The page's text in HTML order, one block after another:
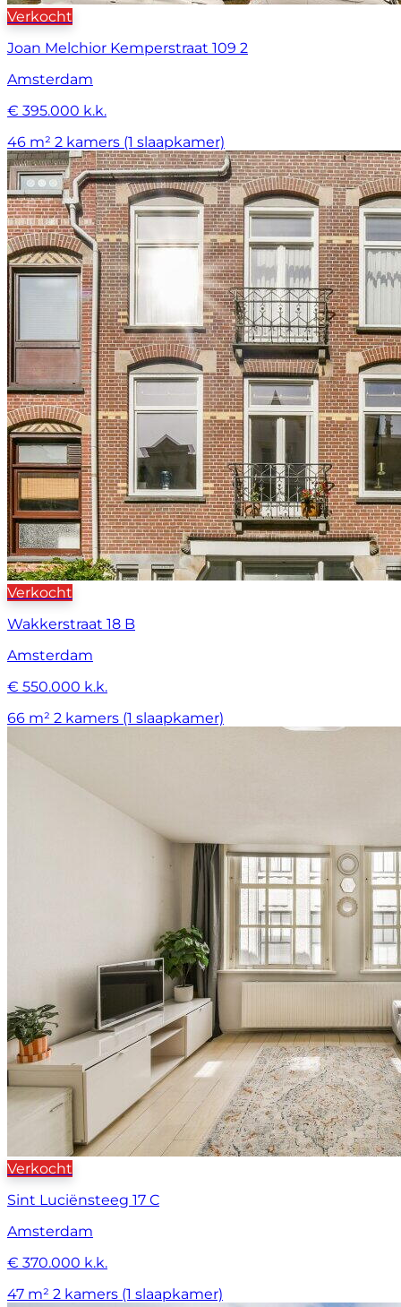
Verkocht
Joan Melchior Kemperstraat 109 2
Amsterdam
€ 395.000 k.k.
46 m² 2 kamers (1 slaapkamer)
Verkocht
Wakkerstraat 18 B
Amsterdam
€ 550.000 k.k.
66 m² 2 kamers (1 slaapkamer)
Verkocht
Sint Luciënsteeg 17 C
Amsterdam
€ 370.000 k.k.
47 m² 2 kamers (1 slaapkamer)